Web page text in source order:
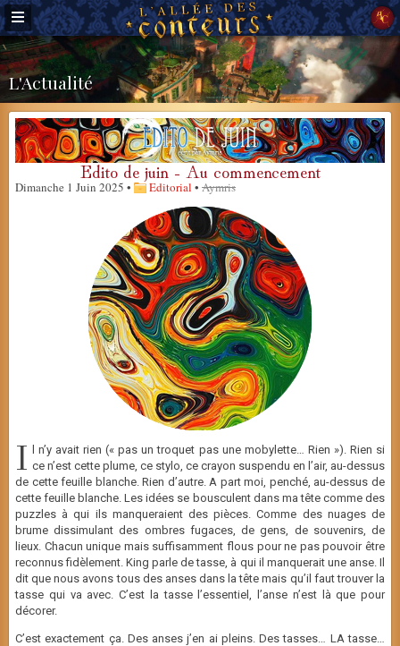
L'Actualité
Edito de juin - Au commencement
Dimanche 1 Juin 2025 • Editorial • Aymris
I
l n’y avait rien (« pas un troquet pas une mobylette… Rien »). Rien si
ce n’est cette plume, ce stylo, ce crayon suspendu en l’air, au-dessus
de cette feuille blanche. Rien d’autre. A part moi, penché, au-dessus de
cette feuille blanche. Les idées se bousculent dans ma tête comme des
puzzles à qui ils manqueraient des pièces. Comme des nuages de
brume dissimulant des ombres fugaces, de gens, de souvenirs, de
lieux. Chacun unique mais suffisamment flous pour ne pas pouvoir être
reconnus fidèlement. King parle de tasse, à qui il manquerait une anse. Il
dit que nous avons tous des anses dans la tête mais qu’il faut trouver la
tasse qui va avec. C’est la tasse l’essentiel, l’anse n’est là que pour
décorer.
C’est exactement ça. Des anses j’en ai pleins. Des tasses… LA tasse…